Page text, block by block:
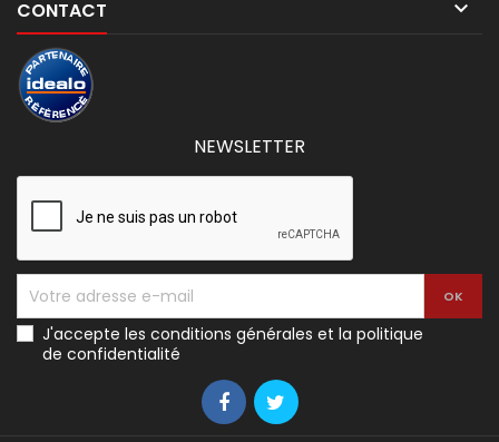
CONTACT 
NEWSLETTER
J'accepte les conditions générales et la politique
de confidentialité